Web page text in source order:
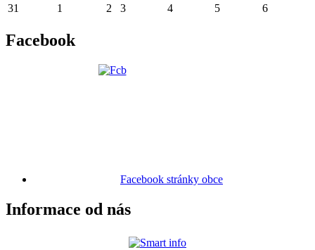
31 1 2 3 4 5 6
Facebook
Facebook stránky obce
Informace od nás